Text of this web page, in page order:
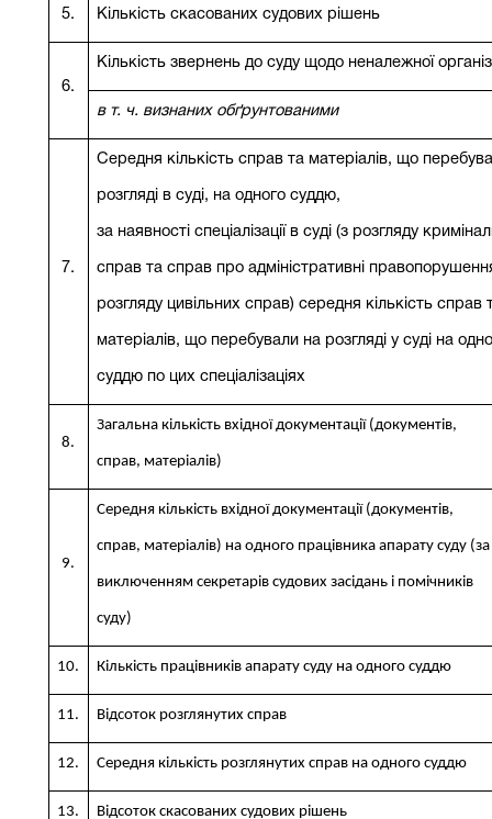
5. Кількість скасованих судових рішень
6.
Кількість звернень до суду щодо неналежної
в т. ч. визнаних обґрунтованими
7.
Середня кількість справ та матеріалів, що
розгляді в суді, на одного суддю,
за наявності спеціалізації в суді (з розгляду
справ та справ про адміністративні
розгляду цивільних справ) середня кількість справ
матеріалів, що перебували на розгляді у суді на
суддю по цих спеціалізаціях
8.
Загальна кількість вхідної документації (документів,
справ, матеріалів)
9.
Середня кількість вхідної документації (документів,
справ, матеріалів) на одного працівника апарату суду (за
виключенням секретарів судових засідань і помічників
суду)
10. Кількість працівників апарату суду на одного суддю
11. Відсоток розглянутих справ
12. Середня кількість розглянутих справ на одного суддю
13. Відсоток скасованих судових рішень